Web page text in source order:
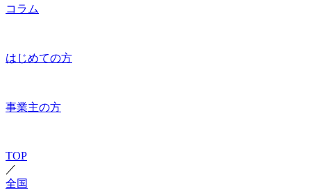
コラム
はじめての方
事業主の方
TOP
／
全国